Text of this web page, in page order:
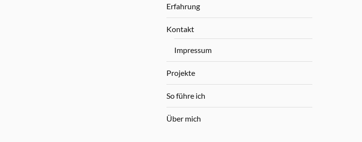
Erfahrung
Kontakt
Impressum
Projekte
So führe ich
Über mich